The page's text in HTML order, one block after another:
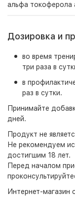
альфа токоферола
Дозировка и
во время
три раза в
в
раз в сутки.
Принимайте
дней.
Продукт не
Не рекомендуем
достигшим 18 лет.
Перед началом
Интернет-магазин